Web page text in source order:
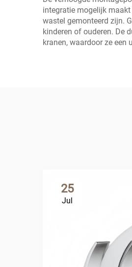
integratie mogelijk
wastel gemonteerd zijn.
kinderen of ouderen. De
kranen, waardoor ze een
25
Jul